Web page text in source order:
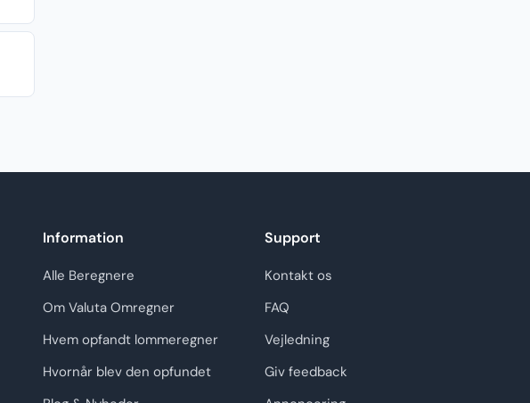
Information
Alle Beregnere
Om Valuta Omregner
Hvem opfandt lommeregner
Hvornår blev den opfundet
Support
Kontakt os
FAQ
Vejledning
Giv feedback